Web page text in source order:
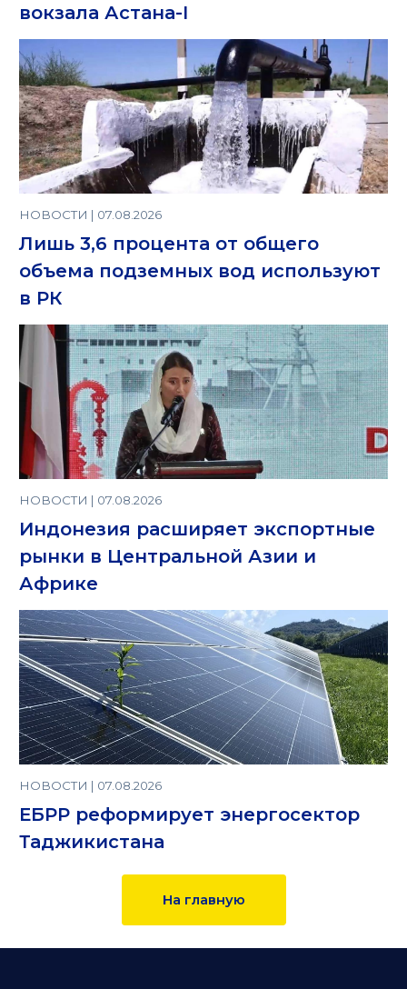
вокзала Астана-I
НОВОСТИ | 07.08.2026
Лишь 3,6 процента от общего
объема подземных вод используют
в РК
НОВОСТИ | 07.08.2026
Индонезия расширяет экспортные
рынки в Центральной Азии и
Африке
НОВОСТИ | 07.08.2026
ЕБРР реформирует энергосектор
Таджикистана
На главную